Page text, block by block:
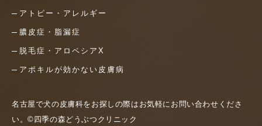
アトピー・アレルギー
膿皮症・脂漏症
脱毛症・アロペシアX
アポキルが効かない皮膚病
名古屋で犬の皮膚科をお探しの際はお気軽にお問い合わせくださ
い。©四季の森どうぶつクリニック